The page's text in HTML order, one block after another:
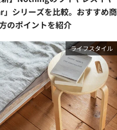
」シリーズを比較。おすすめ商
のポイントを紹介
ライフスタイル